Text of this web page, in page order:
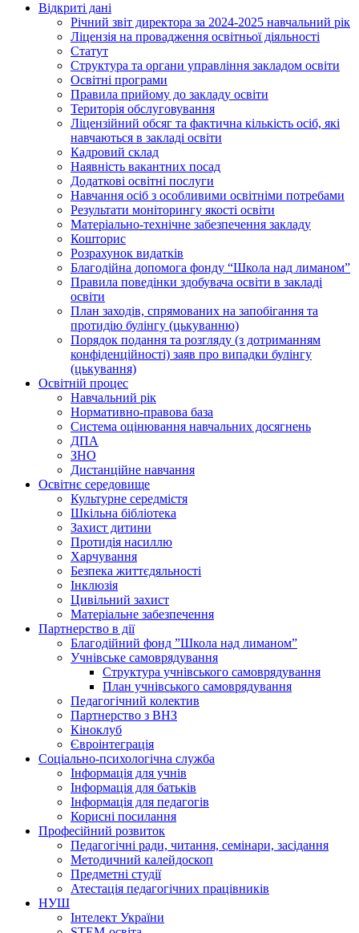
Відкриті дані
Річний звіт директора за 2024-2025 навчальний рік
Ліцензія на провадження освітньої діяльності
Статут
Структура та органи управління закладом освіти
Освiтнi програми
Правила прийому до закладу освіти
Територiя обслуговування
Ліцензійний обсяг та фактична кількість осіб, які
навчаються в закладі освіти
Кадровий склад
Наявність вакантних посад
Додатковi освiтнi послуги
Навчання осіб з особливими освітніми потребами
Результати моніторингу якості освіти
Матеріально-технічне забезпечення закладу
Кошторис
Розрахунок видатків
Благодійна допомога фонду “Школа над лиманом”
Правила поведінки здобувача освіти в закладі
освіти
План заходів, спрямованих на запобігання та
протидію булінгу (цькуванню)
Порядок подання та розгляду (з дотриманням
конфіденційності) заяв про випадки булінгу
(цькування)
Освітній процес
Навчальний рік
Нормативно-правова база
Система оцінювання навчальних досягнень
ДПА
ЗНО
Дистанційне навчання
Освітнє середовище
Культурне середмістя
Шкільна бібліотека
Захист дитини
Протидія насиллю
Харчування
Безпека життєдяльності
Інклюзія
Цивільний захист
Матеріальне забезпечення
Партнерство в дії
Благодійний фонд ”Школа над лиманом”
Учнівське самоврядування
Структура учнiвського самоврядування
План учнiвського самоврядування
Педагогічний колектив
Партнерство з ВНЗ
Кіноклуб
Євроінтеграція
Соціально-психологічна служба
Інформація для учнів
Інформація для батьків
Інформація для педагогів
Корисні посилання
Професійний розвиток
Педагогічні ради, читання, семінари, засідання
Методичний калейдоскоп
Предметні студії
Атестація педагогічних працівників
НУШ
Інтелект України